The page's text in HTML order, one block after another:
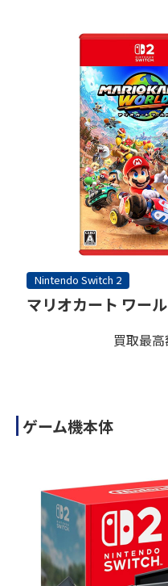
Nintendo Switch 2
マリオカート ワー
買取最
ゲーム機本体